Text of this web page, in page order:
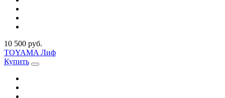
10 500 руб.
TOYAMA Лиф
Купить